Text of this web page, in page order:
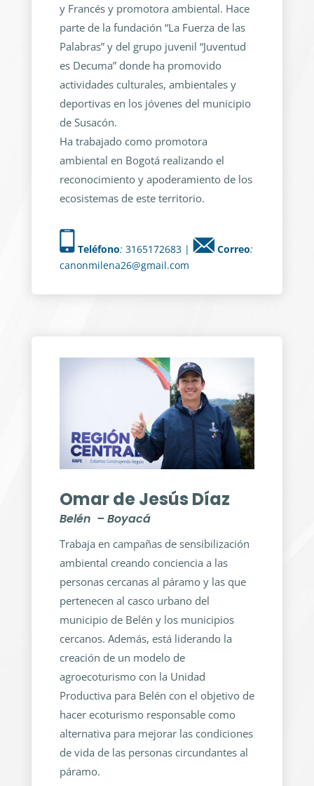
y Francés y promotora ambiental. Hace
parte de la fundación “La Fuerza de las
Palabras” y del grupo juvenil “Juventud
es Decuma” donde ha promovido
actividades culturales, ambientales y
deportivas en los jóvenes del municipio
de Susacón.
Ha trabajado como promotora
ambiental en Bogotá realizando el
reconocimiento y apoderamiento de los
ecosistemas de este territorio.
Teléfono: 3165172683 | Correo:
canonmilena26@gmail.com
Omar de Jesús Díaz
Belén – Boyacá
Trabaja en campañas de sensibilización
ambiental creando conciencia a las
personas cercanas al páramo y las que
pertenecen al casco urbano del
municipio de Belén y los municipios
cercanos. Además, está liderando la
creación de un modelo de
agroecoturismo con la Unidad
Productiva para Belén con el objetivo de
hacer ecoturismo responsable como
alternativa para mejorar las condiciones
de vida de las personas circundantes al
páramo.